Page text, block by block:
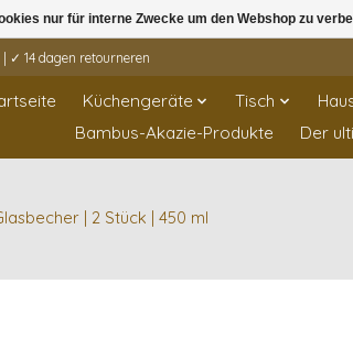
✓ 14 dagen retourneren
Küchengeräte Tisch
Bambus-Akazie-Produkte
Der
| 2 Stück | 450 ml
nur für interne Zwecke um den Webshop zu